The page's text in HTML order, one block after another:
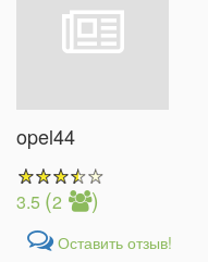
opel44
3.5 (2 )
Оставить отзыв!